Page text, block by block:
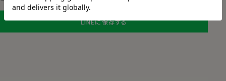
LINEに保存する